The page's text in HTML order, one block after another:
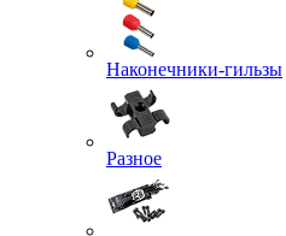
Наконечники-гильзы
Разное